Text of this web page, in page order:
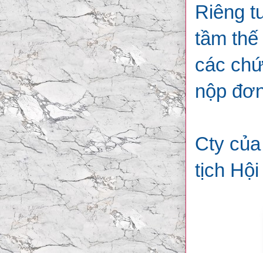
Riêng
tầm
các
nộp
Cty
tịch